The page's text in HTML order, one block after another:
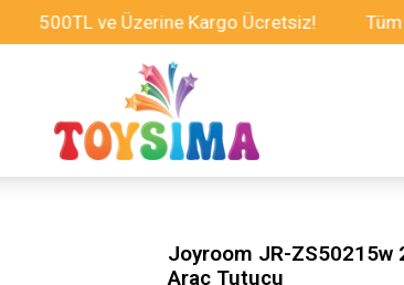
500TL ve Üzerine Kargo Ücretsiz! Tüm
Joyroom JR-ZS50215w
Araç Tutucu